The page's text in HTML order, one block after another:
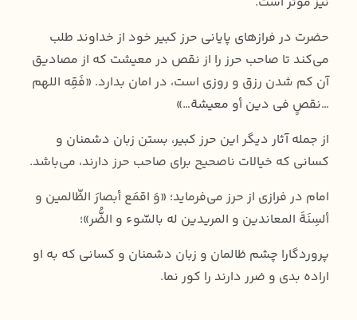
حضرت در فرازهای پایانی حرز کبیر خود از خداوند طلب
می‌کند تا صاحب حرز را از نقص در معیشت که از مصادیق
آن کم شدن رزق و روزی است، در امان بدارد. «فَقِه اللهم
…نقصٍ فی دین أو معیشة…»
از جمله آثار دیگر این حرز کبیر، بستن زبان دشمنان و
کسانی که خیالات ناصحیح برای صاحب حرز دارند، می‌باشد.
امام در فرازی از حرز می‌فرماید؛ «وَ اقمَع أبصارَ الظّالمين و
ألسِنَةَ المعاندين و المريدين له بالسّوء و الضُّر»؛
‌پروردگارا چشم ظالمان و زبان دشمنان و کسانی که به او
اراده بدی و ضرر دارند را کور نما.